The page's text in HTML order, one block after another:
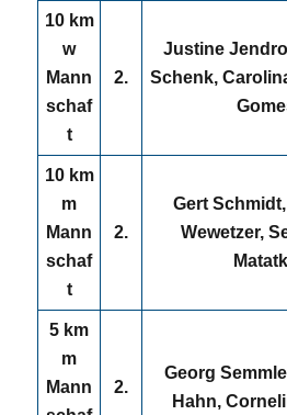
10 km
w
Mann
schaf
t
2.
Justine
Schenk,
10 km
m
Mann
schaf
t
2.
Gert
Wewetzer,
5 km
m
Mann
2.
Georg
Hahn,